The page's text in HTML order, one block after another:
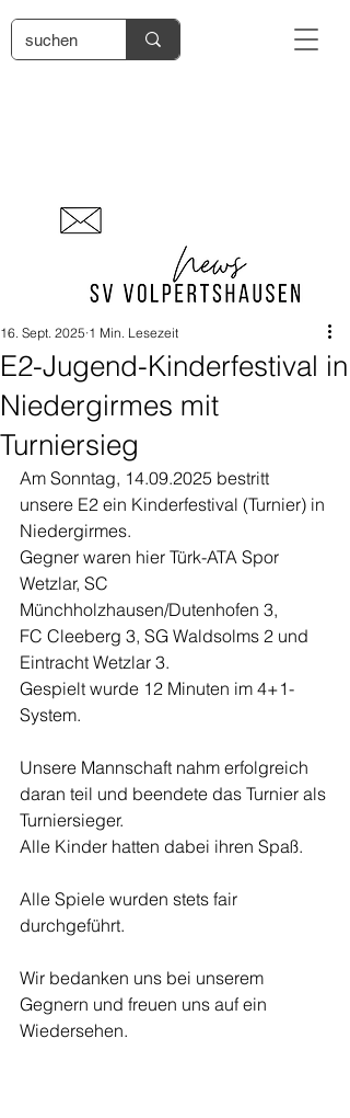
E2-Jugend-Kinderfestival in
Niedergirmes mit
Turniersieg
16. Sept. 2025 1 Min. Lesezeit
Am Sonntag, 14.09.2025 bestritt
unsere E2 ein Kinderfestival (Turnier) in
Niedergirmes.
Gegner waren hier Türk-ATA Spor
Wetzlar, SC
Münchholzhausen/Dutenhofen 3,
FC Cleeberg 3, SG Waldsolms 2 und
Eintracht Wetzlar 3.
Gespielt wurde 12 Minuten im 4+1-
System.
Unsere Mannschaft nahm erfolgreich
daran teil und beendete das Turnier als
Turniersieger.
Alle Kinder hatten dabei ihren Spaß.
Alle Spiele wurden stets fair
durchgeführt.
Wir bedanken uns bei unserem
Gegnern und freuen uns auf ein
Wiedersehen.